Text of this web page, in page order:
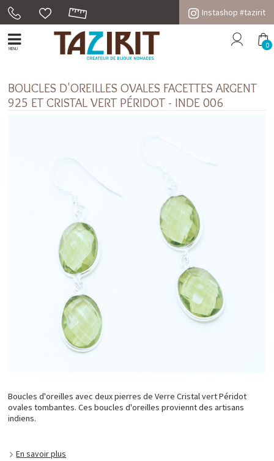
Instashop #tazirit
MENU 0
BOUCLES D'OREILLES OVALES FACETTES ARGENT
925 ET CRISTAL VERT PÉRIDOT - INDE 006
Boucles d'oreilles avec deux pierres de Verre Cristal vert Péridot
ovales tombantes. Ces boucles d'oreilles proviennt des artisans
indiens.
En savoir plus